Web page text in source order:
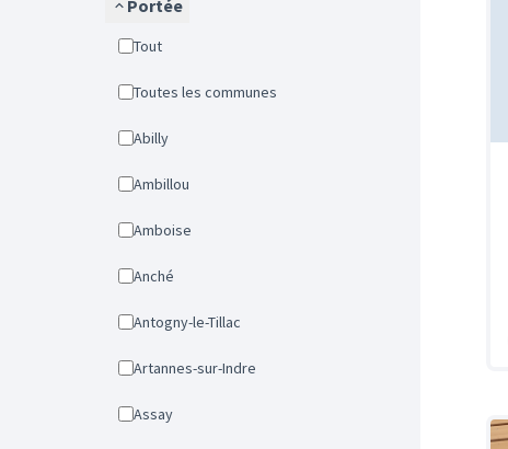
Portée
Tout
Toutes les communes
Abilly
Ambillou
Amboise
Anché
Antogny-le-Tillac
Artannes-sur-Indre
Assay